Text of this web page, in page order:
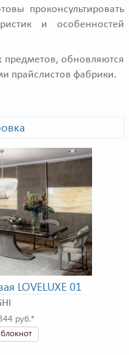
проконсультировать
и особенностей
предметов, обновляются
прайслистов фабрики.
LOVELUXE 01
руб.*